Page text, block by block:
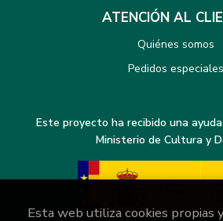
ATENCIÓN AL
Quiénes somos
Pedidos especiales
Este proyecto ha recibido una
Ministerio de Cultura y
Esta web utiliza cookies propias